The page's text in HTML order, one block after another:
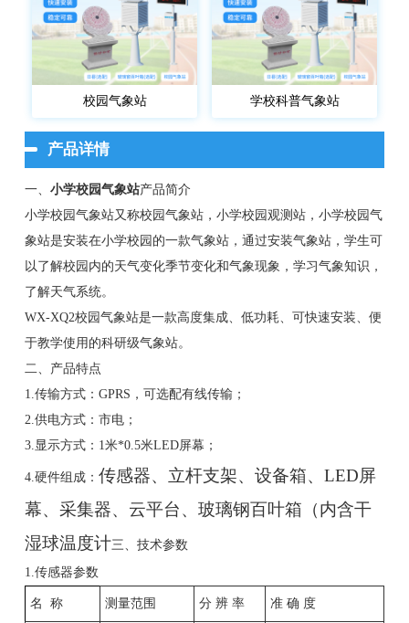
校园气象站 学校科普气象站
产品详情
一、 小学校园气象站产品简介
小学校园气象站又称校园气象站，小学校园观测站，小学校园气
象站是安装在小学校园的一款气象站，通过安装气象站，学生可
以了解校园内的天气变化季节变化和气象现象，学习气象知识，
了解天气系统。
WX-XQ2校园气象站是一款高度集成、低功耗、可快速安装、便
于教学使用的科研级气象站。
二、产品特点
1.传输方式：GPRS，可选配有线传输；
2.供电方式：市电；
3.显示方式：1米*0.5米LED屏幕；
4.硬件组成： 传感器、立杆支架、设备箱、LED屏
幕、采集器、云平台、玻璃钢百叶箱（内含干
湿球温度计三、技术参数
1.传感器参数
名 称 测量范围 分 辨 率 准 确 度